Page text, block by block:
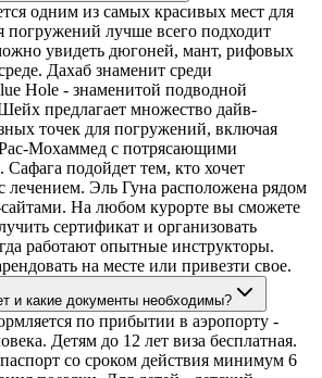
одним из самых красивых мест для
погружений лучше всего подходит
увидеть дюгоней, мант, рифовых
Дахаб знаменит среди
Hole - знаменитой подводной
предлагает множество дайв-
точек для погружений, включая
Мохаммед с потрясающими
подойдет тем, кто хочет
лечением. Эль Гуна расположена рядом
На любом курорте вы сможете
сертификат и организовать
работают опытные инструкторы.
на месте или привезти свое.
и какие документы необходимы?
по прибытии в аэропорту -
Детям до 12 лет виза бесплатная.
со сроком действия минимум 6